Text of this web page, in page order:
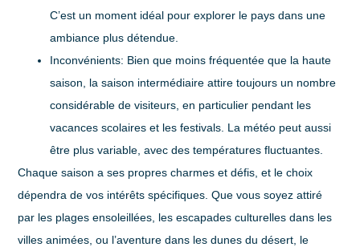
C’est un moment idéal pour explorer le pays dans une
ambiance plus détendue.
Inconvénients: Bien que moins fréquentée que la haute
saison, la saison intermédiaire attire toujours un nombre
considérable de visiteurs, en particulier pendant les
vacances scolaires et les festivals. La météo peut aussi
être plus variable, avec des températures fluctuantes.
Chaque saison a ses propres charmes et défis, et le choix
dépendra de vos intérêts spécifiques. Que vous soyez attiré
par les plages ensoleillées, les escapades culturelles dans les
villes animées, ou l’aventure dans les dunes du désert, le